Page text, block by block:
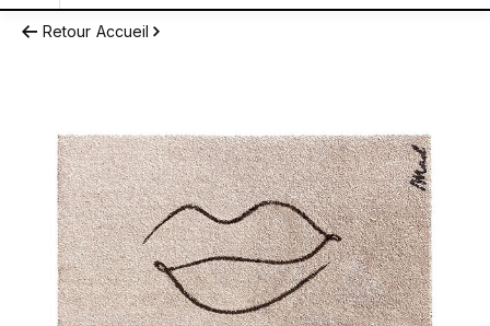
Retour Accueil